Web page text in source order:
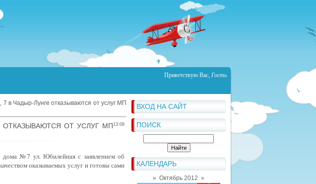
Приветствую Вас, Гость
ВХОД НА САЙТ
ПОИСК
КАЛЕНДАРЬ
« Октябрь 2012 »
в Чадыр-Лунге отказываются от услуг МП
13:09
ОТ УСЛУГ МП
дома №7 ул. Юбилейная с заявлением об
оказываемых услуг и готовы сами